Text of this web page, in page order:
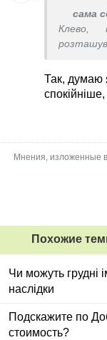
сама
Клево,
Так, думаю
Мнения, изложенные
Похожие
Чи можуть грудні
наслідки
Подскажите по
стоимость?